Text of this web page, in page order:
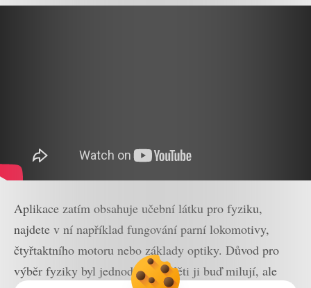
Aplikace zatím obsahuje učební látku pro fyziku,
najdete v ní například fungování parní lokomotivy,
čtyřtaktního motoru nebo základy optiky. Důvod pro
výběr fyziky byl jednoduchý – děti ji buď milují, ale